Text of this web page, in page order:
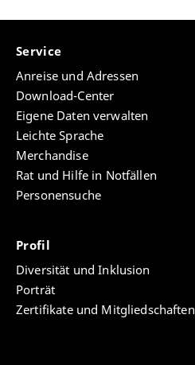
Service
Anreise und Adressen
Download-Center
Eigene Daten verwalten
Leichte Sprache
Merchandise
Rat und Hilfe in Notfällen
Personensuche
Profil
Diversität und Inklusion
Porträt
Zertifikate und Mitgliedschaften